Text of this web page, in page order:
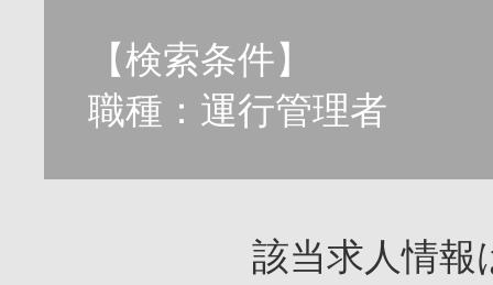
【検索条件】
職種：運行管理者
該当求人情